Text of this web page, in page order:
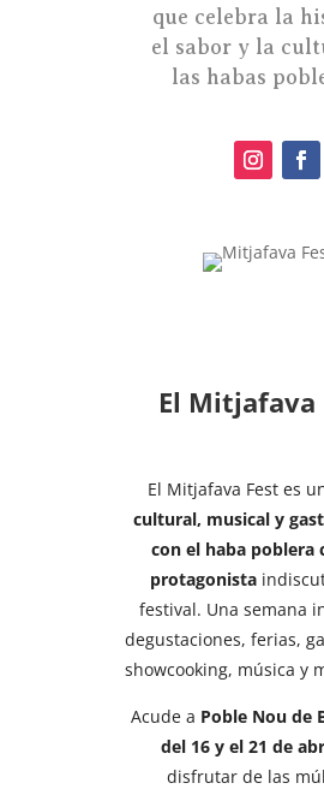
que celebra la
el sabor y la
las habas
El Mitjafava
El Mitjafava Fest es
cultural, musical y
con el haba poblera
protagonista
festival. Una semana
degustaciones, ferias,
showcooking, música y
Acude a Poble Nou de
del 16 y el 21 de
disfrutar de las